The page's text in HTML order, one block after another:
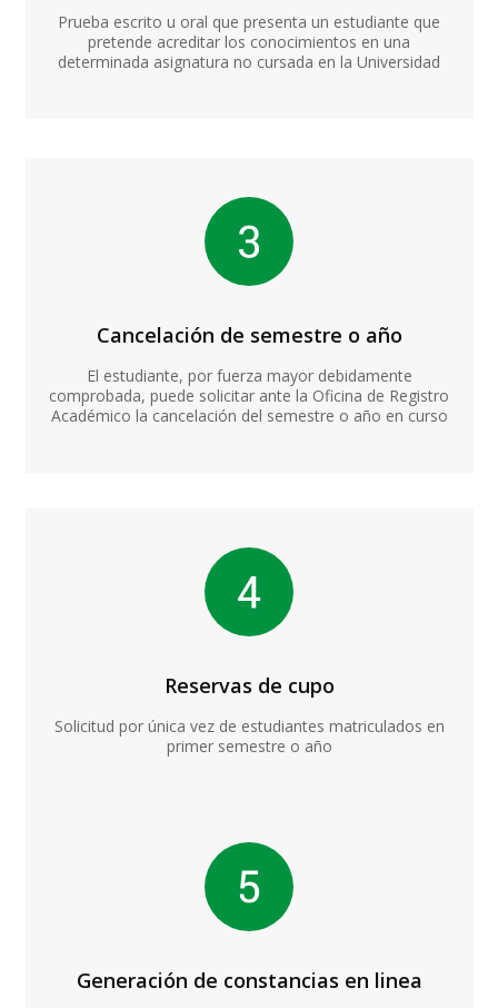
Prueba escrito u oral que presenta un estudiante que
pretende acreditar los conocimientos en una
determinada asignatura no cursada en la Universidad
Cancelación de semestre o año
El estudiante, por fuerza mayor debidamente
comprobada, puede solicitar ante la Oficina de Registro
Académico la cancelación del semestre o año en curso
Reservas de cupo
Solicitud por única vez de estudiantes matriculados en
primer semestre o año
Generación de constancias en linea